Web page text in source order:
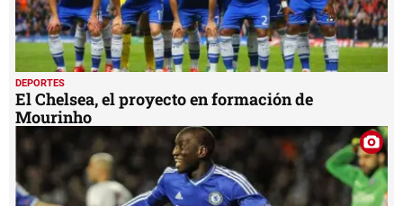
DEPORTES
El Chelsea, el proyecto en formación de
Mourinho